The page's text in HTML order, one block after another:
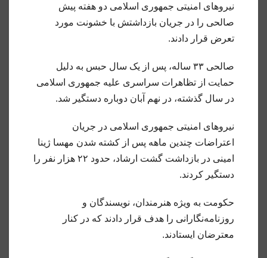
نیروهای امنیتی جمهوری اسلامی دو هفته پیش
صالحی را در جریان بازداشتش با خشونت مورد
تعرض قرار دادند.
صالحی ۳۳ ساله، پس از یک سال حبس به دلیل
حمایت از تظاهرات سراسری علیه جمهوری اسلامی
در سال گذشته، در نهم آبان دوباره دستگیر شد.
نیروهای امنیتی جمهوری اسلامی در جریان
اعتراضات چندین ماهه پس از کشته شدن مهسا ژینا
امینی در بازداشت گشت ارشاد، حدود ۲۲ هزار نفر را
دستگیر کردند.
حکومت به ویژه هنرمندان، نویسندگان و
روزنامه‌نگارانی را هدف قرار دادند که در کنار
معترضان ایستادند.